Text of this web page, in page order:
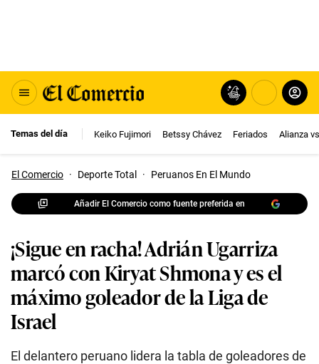
Temas del día Keiko Fujimori Betssy Chávez Feriados Alianza
El Comercio · Deporte Total · Peruanos En El Mundo
Añadir El Comercio como fuente preferida en
¡Sigue en racha! Adrián Ugarriza
marcó con Kiryat Shmona y es el
máximo goleador de la Liga de
Israel
El delantero peruano lidera la tabla de goleadores de